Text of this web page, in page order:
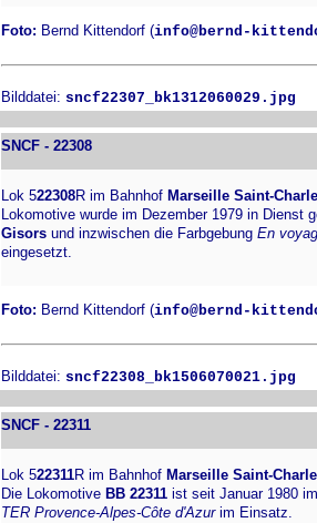
Foto: Bernd Kittendorf (info@bernd-
Bilddatei: sncf22307_bk1312060029.jpg
SNCF - 22308
Lok 522308R im Bahnhof Marseille Saint-
Lokomotive wurde im Dezember 1979 in Dienst
Gisors und inzwischen die Farbgebung En
eingesetzt.
Foto: Bernd Kittendorf (info@bernd-
Bilddatei: sncf22308_bk1506070021.jpg
SNCF - 22311
Lok 522311R im Bahnhof Marseille Saint-
Die Lokomotive BB 22311 ist seit Januar 1980
TER Provence-Alpes-Côte d'Azurim Einsatz.